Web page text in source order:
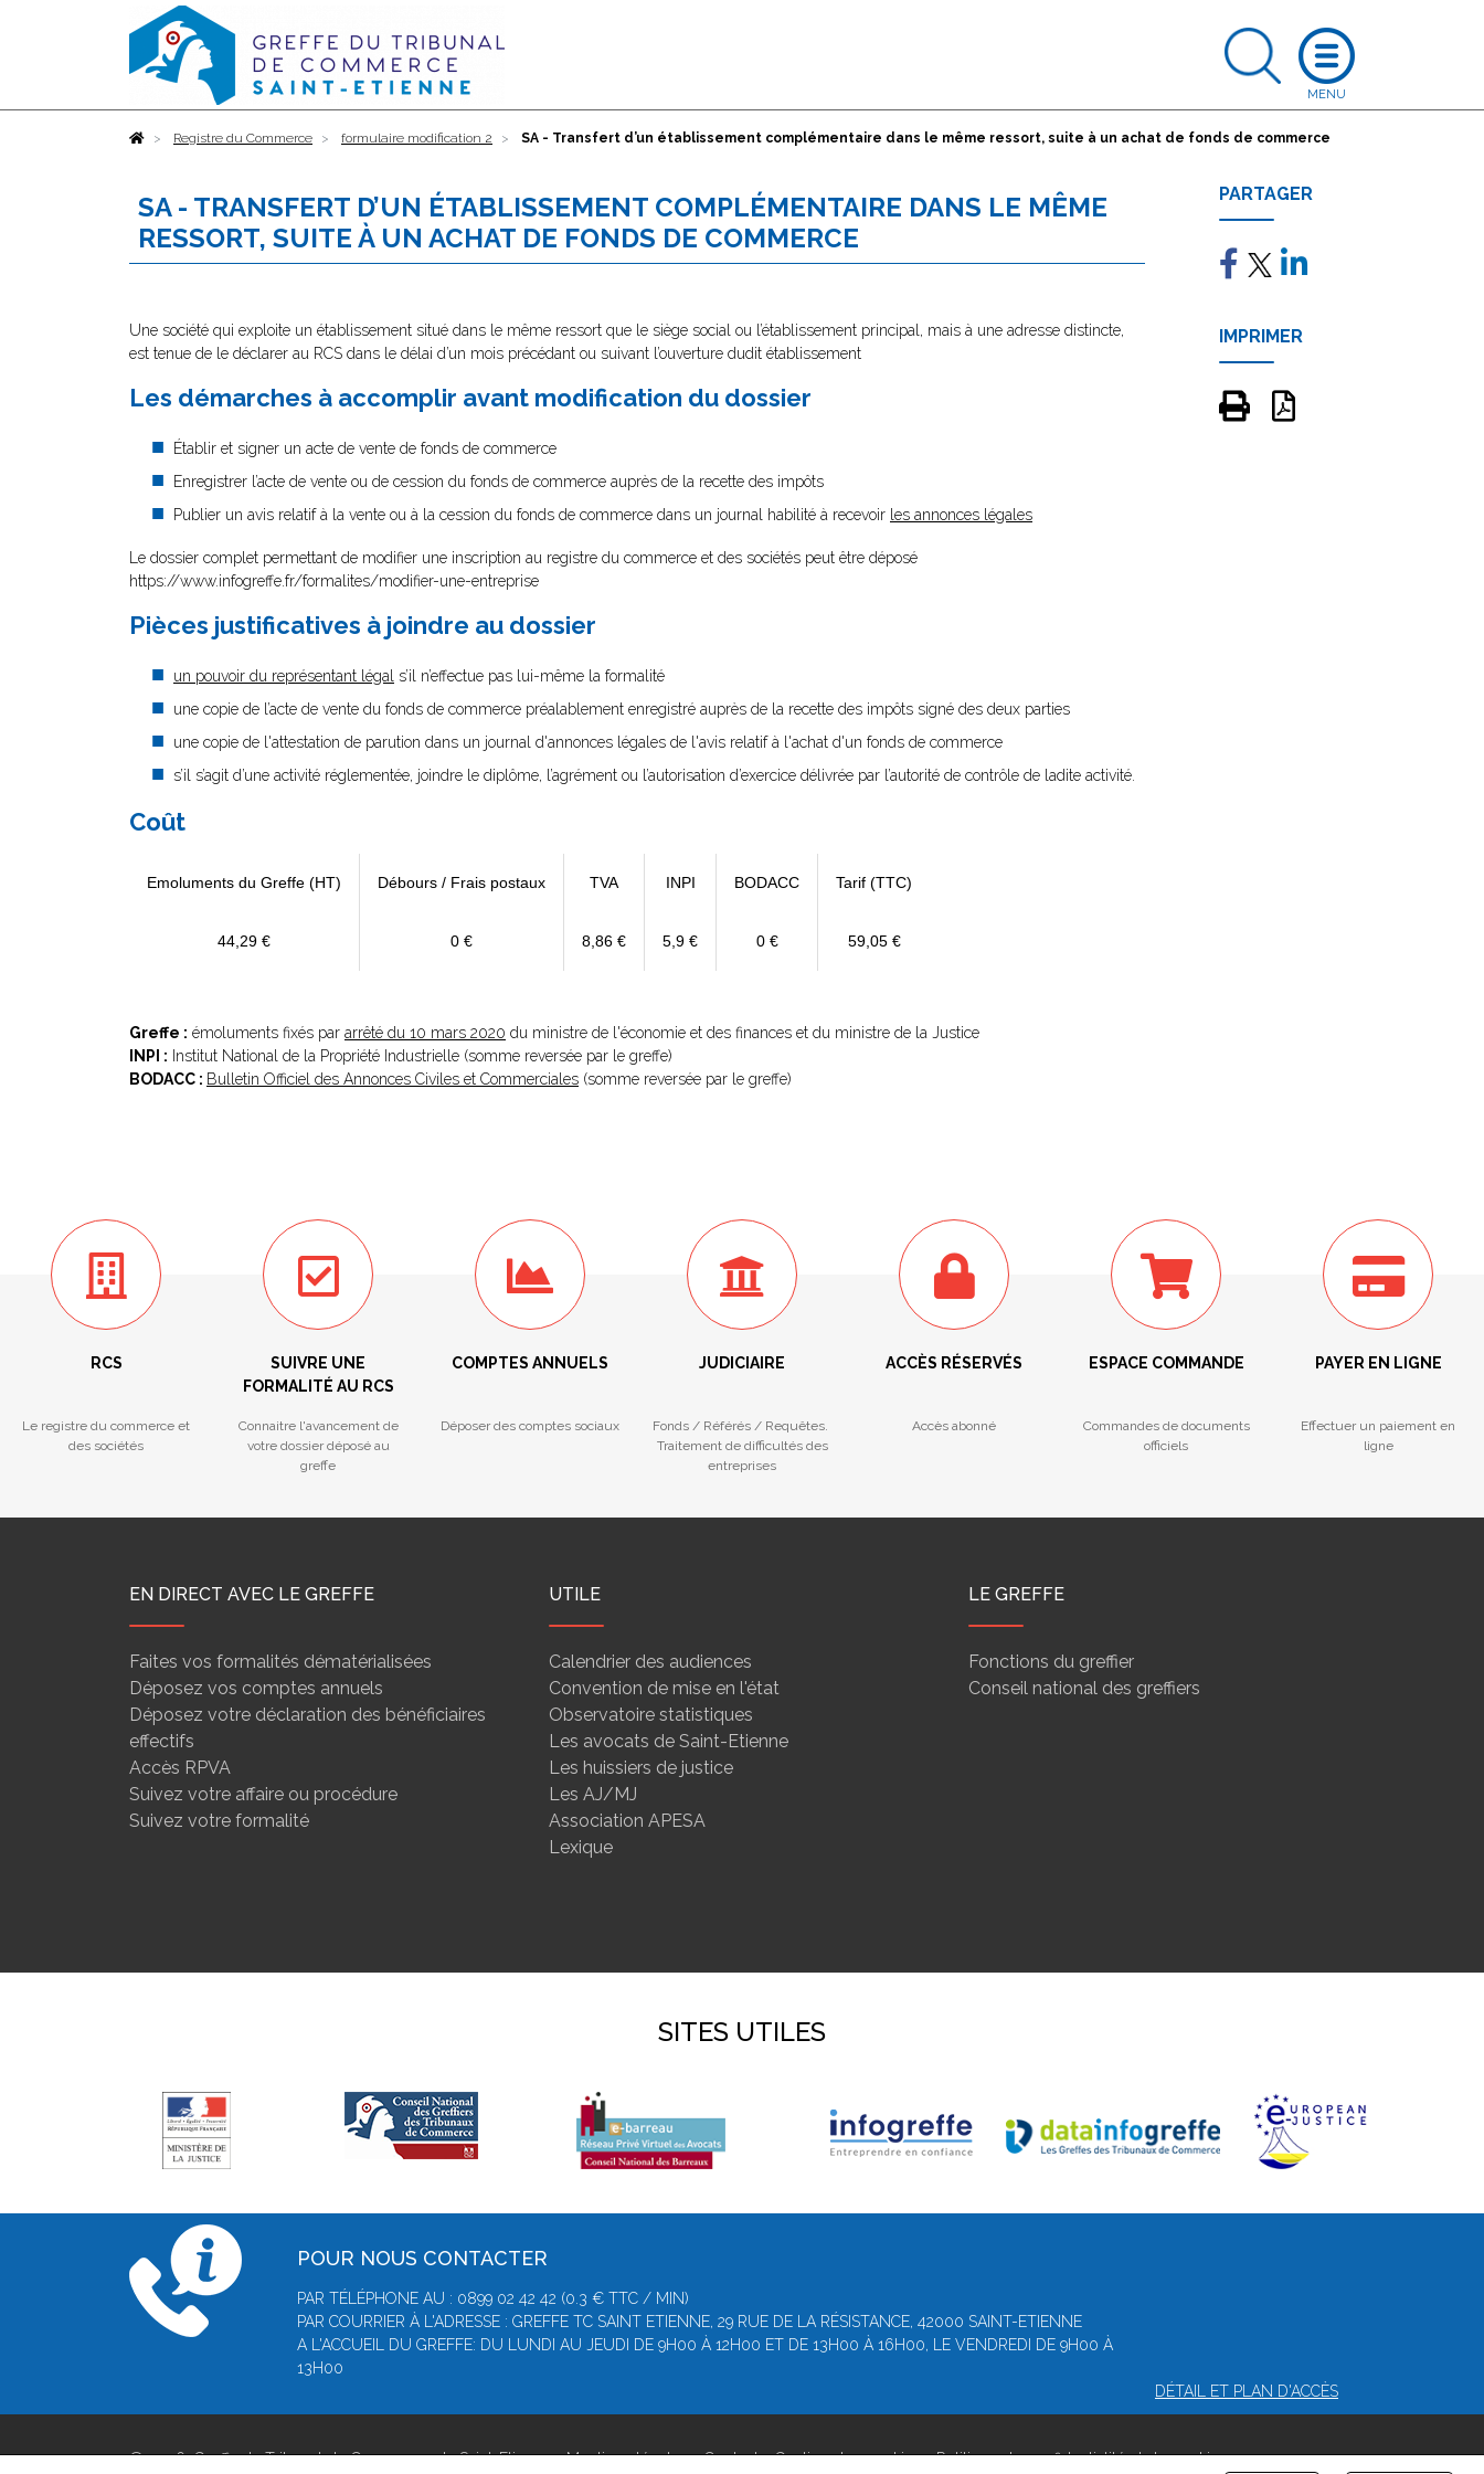
AccueilRegistre du Commerce formulaire modification 2 SA - Transfert d’un établissement complémentaire dans le même ressort, suite à un achat de fonds de commerce
SA - TRANSFERT D’UN ÉTABLISSEMENT COMPLÉMENTAIRE DANS LE MÊME
RESSORT, SUITE À UN ACHAT DE FONDS DE COMMERCE
Une société qui exploite un établissement situé dans le même ressort que le siège social ou l’établissement principal, mais à une adresse distincte,
est tenue de le déclarer au RCS dans le délai d’un mois précédant ou suivant l’ouverture dudit établissement
Les démarches à accomplir avant modification du dossier
Établir et signer un acte de vente de fonds de commerce
Enregistrer l’acte de vente ou de cession du fonds de commerce auprès de la recette des impôts
Publier un avis relatif à la vente ou à la cession du fonds de commerce dans un journal habilité à recevoir les annonces légales
Le dossier complet permettant de modifier une inscription au registre du commerce et des sociétés peut être déposé
https://www.infogreffe.fr/formalites/modifier-une-entreprise
Pièces justificatives à joindre au dossier
un pouvoir du représentant légal s’il n’effectue pas lui-même la formalité
une copie de l’acte de vente du fonds de commerce préalablement enregistré auprès de la recette des impôts signé des deux parties
une copie de l'attestation de parution dans un journal d'annonces légales de l'avis relatif à l'achat d'un fonds de commerce
s’il s’agit d’une activité réglementée, joindre le diplôme, l’agrément ou l’autorisation d’exercice délivrée par l’autorité de contrôle de ladite activité.
Coût
Emoluments du Greffe (HT) Débours / Frais postaux TVA INPI BODACC Tarif (TTC)
44,29 € 0 € 8,86 € 5,9 € 0 € 59,05 €
Greffe : émoluments fixés par arrêté du 10 mars 2020 du ministre de l'économie et des finances et du ministre de la Justice
INPI : Institut National de la Propriété Industrielle (somme reversée par le greffe)
BODACC : Bulletin Officiel des Annonces Civiles et Commerciales (somme reversée par le greffe)
PARTAGER
IMPRIMER
RCS
Le registre du commerce et
des sociétés
SUIVRE UNE
FORMALITÉ AU RCS
Connaitre l'avancement de
votre dossier déposé au
greffe
COMPTES ANNUELS
Déposer des comptes sociaux
JUDICIAIRE
Fonds / Référés / Requêtes.
Traitement de difficultés des
entreprises
ACCÈS RÉSERVÉS
Accès abonné
ESPACE COMMANDE
Commandes de documents
officiels
PAYER EN LIGNE
Effectuer un paiement en
ligne
EN DIRECT AVEC LE GREFFE
Faites vos formalités dématérialisées
Déposez vos comptes annuels
Déposez votre déclaration des bénéficiaires
effectifs
Accès RPVA
Suivez votre affaire ou procédure
Suivez votre formalité
UTILE
Calendrier des audiences
Convention de mise en l'état
Observatoire statistiques
Les avocats de Saint-Etienne
Les huissiers de justice
Les AJ/MJ
Association APESA
Lexique
LE GREFFE
Fonctions du greffier
Conseil national des greffiers
SITES UTILES
POUR NOUS CONTACTER
PAR TÉLÉPHONE AU : 0899 02 42 42 (0.3 € TTC / MIN)
PAR COURRIER À L'ADRESSE : GREFFE TC SAINT ETIENNE, 29 RUE DE LA RÉSISTANCE, 42000 SAINT-ETIENNE
A L'ACCUEIL DU GREFFE: DU LUNDI AU JEUDI DE 9H00 À 12H00 ET DE 13H00 À 16H00, LE VENDREDI DE 9H00 À
13H00
DÉTAIL ET PLAN D'ACCÈS
© 2026, Greffe du Tribunal de Commerce de Saint-Etienne -Mentions légales-Contact-Gestion des cookies-Politique de confidentialité et de cookies